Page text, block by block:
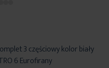
3 częściowy kolor biały
6 Eurofirany